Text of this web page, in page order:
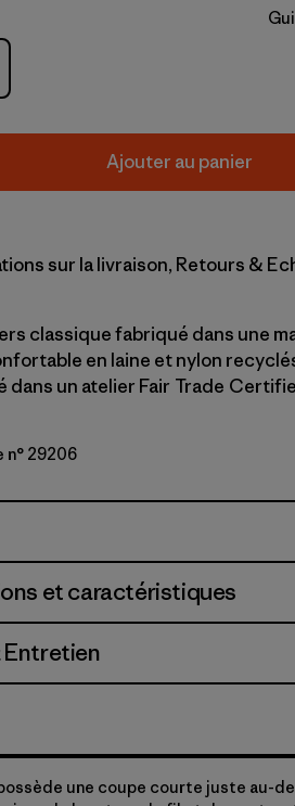
Ajouter au panier
sur la livraison, Retours &
classique fabriqué dans une
en laine et nylon
un atelier Fair Trade
n° 29206
et caractéristiques
Entretien
une coupe courte juste au-